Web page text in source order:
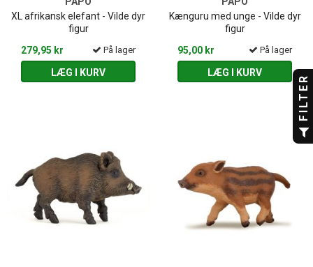
XL afrikansk elefant - Vilde dyr
figur
279,95 kr
På lager
LÆG I KURV
Kænguru med unge - Vilde dyr
figur
95,00 kr
På lager
LÆG I KURV
FILTER